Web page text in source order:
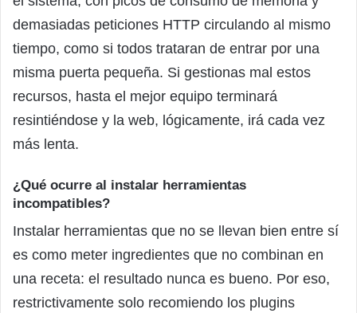
demasiadas peticiones HTTP circulando al mismo
tiempo, como si todos trataran de entrar por una
misma puerta pequeña. Si gestionas mal estos
recursos, hasta el mejor equipo terminará
resintiéndose y la web, lógicamente, irá cada vez
más lenta.
¿Qué ocurre al instalar herramientas
incompatibles?
Instalar herramientas que no se llevan bien entre sí
es como meter ingredientes que no combinan en
una receta: el resultado nunca es bueno. Por eso,
restrictivamente solo recomiendo los plugins